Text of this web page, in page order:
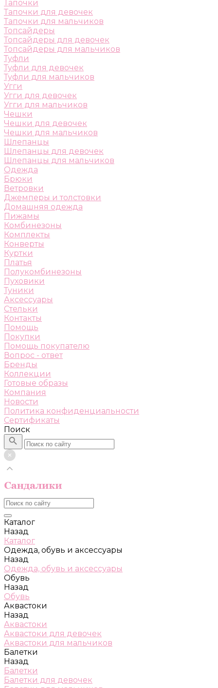
Тапочки
Тапочки для девочек
Тапочки для мальчиков
Топсайдеры
Топсайдеры для девочек
Топсайдеры для мальчиков
Туфли
Туфли для девочек
Туфли для мальчиков
Угги
Угги для девочек
Угги для мальчиков
Чешки
Чешки для девочек
Чешки для мальчиков
Шлепанцы
Шлепанцы для девочек
Шлепанцы для мальчиков
Одежда
Брюки
Ветровки
Джемперы и толстовки
Домашняя одежда
Пижамы
Комбинезоны
Комплекты
Конверты
Куртки
Платья
Полукомбинезоны
Пуховики
Туники
Аксессуары
Стельки
Контакты
Помощь
Покупки
Помощь покупателю
Вопрос - ответ
Бренды
Коллекции
Готовые образы
Компания
Новости
Политика конфиденциальности
Сертификаты
Поиск
Каталог
Назад
Каталог
Одежда, обувь и аксессуары
Назад
Одежда, обувь и аксессуары
Обувь
Назад
Обувь
Аквастоки
Назад
Аквастоки
Аквастоки для девочек
Аквастоки для мальчиков
Балетки
Назад
Балетки
Балетки для девочек